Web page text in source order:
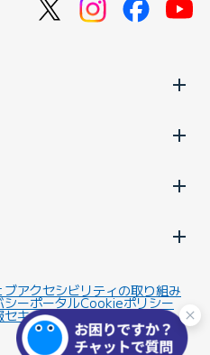
ブアクセシビリティの取り組み
シーポータルCookieポリシー
セキュリティ基本方針